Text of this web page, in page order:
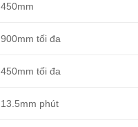
450mm
900mm tối đa
450mm tối đa
13.5mm phút